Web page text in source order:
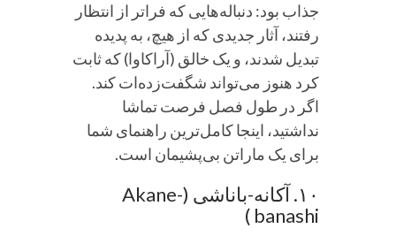
جذاب بود: دنباله‌هایی که فراتر از انتظار
رفتند، آثار جدیدی که از هیچ، به پدیده
تبدیل شدند، و یک خالق (آراکاوا) که ثابت
کرد هنوز می‌تواند شگفت‌زده‌ات کند.
اگر در طول فصل فرصت تماشا
نداشتید، اینجا کامل‌ترین راهنمای شما
برای یک ماراتن بی‌پشیمان است.
۱۰. آکانه-باناشی (Akane-
banashi )